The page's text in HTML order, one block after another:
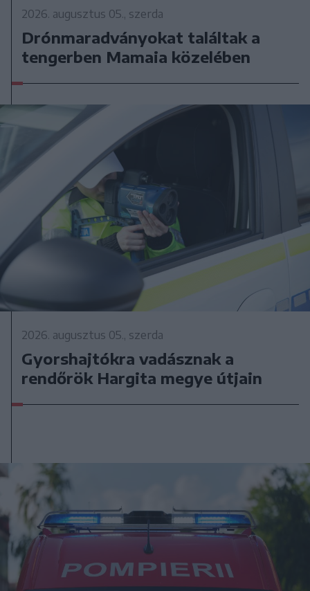
2026. augusztus 05., szerda
Drónmaradványokat találtak a
tengerben Mamaia közelében
2026. augusztus 05., szerda
Gyorshajtókra vadásznak a
rendőrök Hargita megye útjain